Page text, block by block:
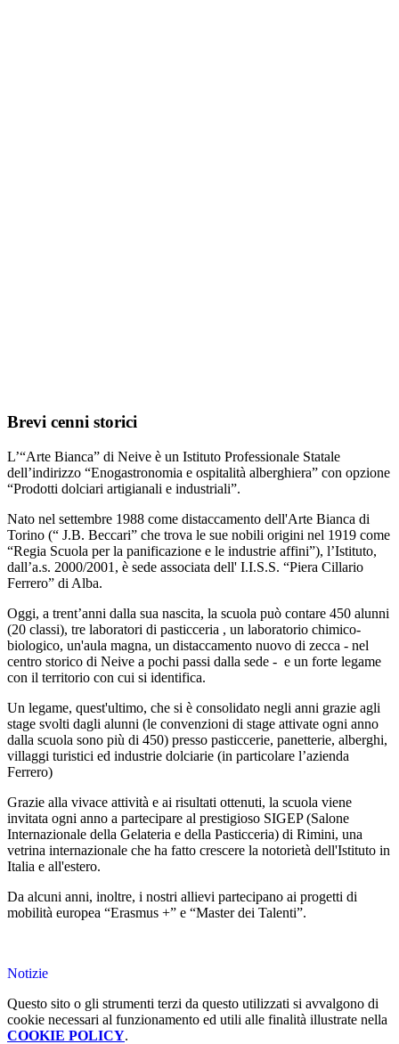
Brevi cenni storici
L’“Arte Bianca” di Neive è un Istituto Professionale Statale
dell’indirizzo “Enogastronomia e ospitalità alberghiera” con opzione
“Prodotti dolciari artigianali e industriali”.
Nato nel settembre 1988 come distaccamento dell'Arte Bianca di
Torino (“ J.B. Beccari” che trova le sue nobili origini nel 1919 come
“Regia Scuola per la panificazione e le industrie affini”), l’Istituto,
dall’a.s. 2000/2001, è sede associata dell' I.I.S.S. “Piera Cillario
Ferrero” di Alba.
Oggi, a trent’anni dalla sua nascita, la scuola può contare 450 alunni
(20 classi), tre laboratori di pasticceria , un laboratorio chimico-
biologico, un'aula magna, un distaccamento nuovo di zecca - nel
centro storico di Neive a pochi passi dalla sede - e un forte legame
con il territorio con cui si identifica.
Un legame, quest'ultimo, che si è consolidato negli anni grazie agli
stage svolti dagli alunni (le convenzioni di stage attivate ogni anno
dalla scuola sono più di 450) presso pasticcerie, panetterie, alberghi,
villaggi turistici ed industrie dolciarie (in particolare l’azienda
Ferrero)
Grazie alla vivace attività e ai risultati ottenuti, la scuola viene
invitata ogni anno a partecipare al prestigioso SIGEP (Salone
Internazionale della Gelateria e della Pasticceria) di Rimini, una
vetrina internazionale che ha fatto crescere la notorietà dell'Istituto in
Italia e all'estero.
Da alcuni anni, inoltre, i nostri allievi partecipano ai progetti di
mobilità europea “Erasmus +” e “Master dei Talenti”.
Notizie
Questo sito o gli strumenti terzi da questo utilizzati si avvalgono di
cookie necessari al funzionamento ed utili alle finalità illustrate nella
COOKIE POLICY.